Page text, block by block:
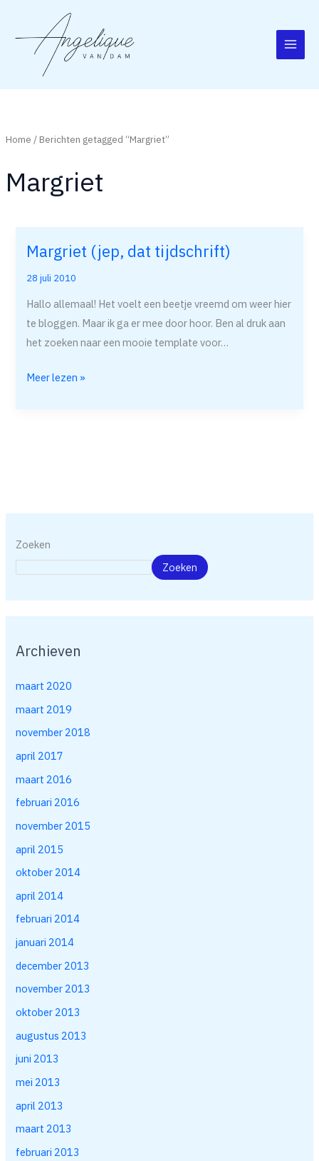
Home / Berichten getagged “Margriet”
Margriet
Margriet (jep, dat tijdschrift)
28 juli 2010
Hallo allemaal! Het voelt een beetje vreemd om weer hier
te bloggen. Maar ik ga er mee door hoor. Ben al druk aan
het zoeken naar een mooie template voor…
Margriet
tijdschrift)
Meer lezen »
Zoeken
Zoeken
Archieven
maart 2020
maart 2019
november 2018
april 2017
maart 2016
februari 2016
november 2015
april 2015
oktober 2014
april 2014
februari 2014
januari 2014
december 2013
november 2013
oktober 2013
augustus 2013
juni 2013
mei 2013
april 2013
maart 2013
februari 2013